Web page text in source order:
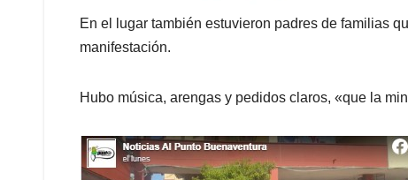
En el lugar también estuvieron padres de familias
manifestación.
Hubo música, arengas y pedidos claros, «que la